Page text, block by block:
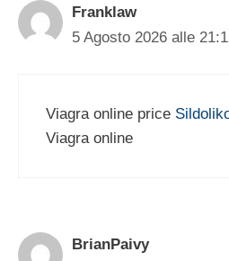
Franklaw
5 Agosto 2026 alle
Viagra online price
Viagra online
BrianPaivy